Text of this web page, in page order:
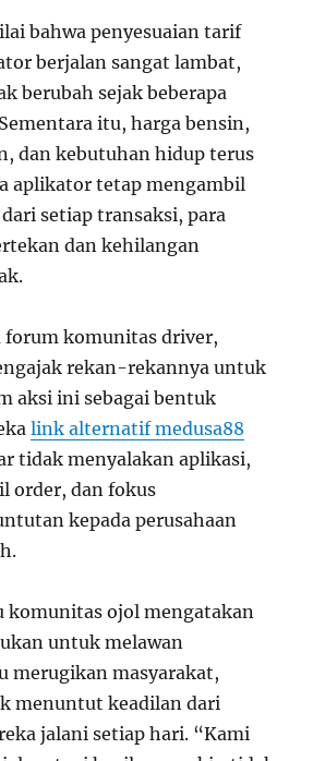
bahwa penyesuaian tarif
berjalan sangat lambat,
berubah sejak beberapa
itu, harga bensin,
dan kebutuhan hidup terus
aplikator tetap mengambil
setiap transaksi, para
dan kehilangan
forum komunitas driver,
rekan-rekannya untuk
aksi ini sebagai bentuk
link alternatif medusa88
tidak menyalakan aplikasi,
order, dan fokus
kepada perusahaan
komunitas ojol mengatakan
untuk melawan
merugikan masyarakat,
menuntut keadilan dari
jalani setiap hari. “Kami